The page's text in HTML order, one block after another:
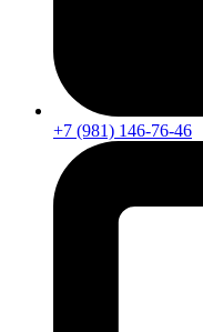
+7 (981) 146-76-46